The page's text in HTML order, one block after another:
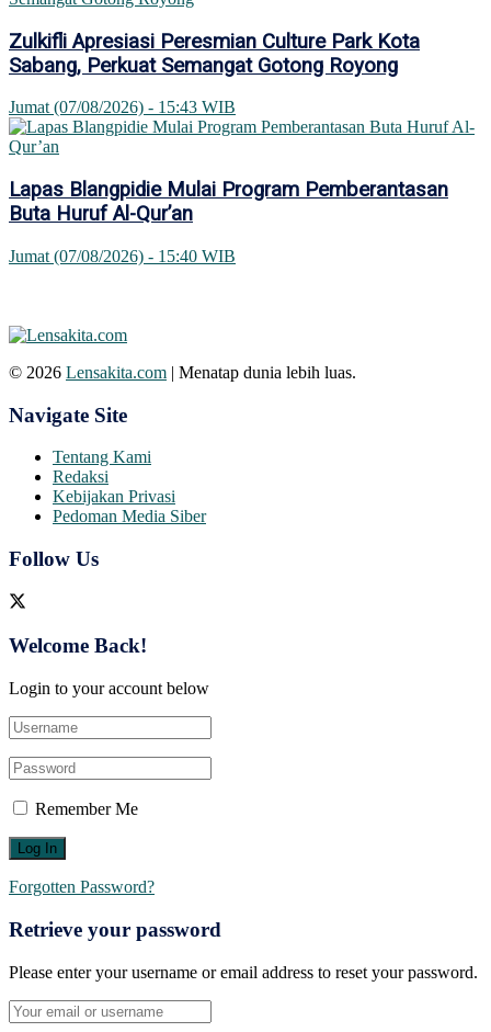
Zulkifli Apresiasi Peresmian Culture Park Kota
Sabang, Perkuat Semangat Gotong Royong
Jumat (07/08/2026) - 15:43 WIB
Lapas Blangpidie Mulai Program Pemberantasan
Buta Huruf Al-Qur’an
Jumat (07/08/2026) - 15:40 WIB
© 2026 Lensakita.com | Menatap dunia lebih luas.
Navigate Site
Tentang Kami
Redaksi
Kebijakan Privasi
Pedoman Media Siber
Follow Us
Welcome Back!
Login to your account below
Remember Me
Forgotten Password?
Retrieve your password
Please enter your username or email address to reset your password.